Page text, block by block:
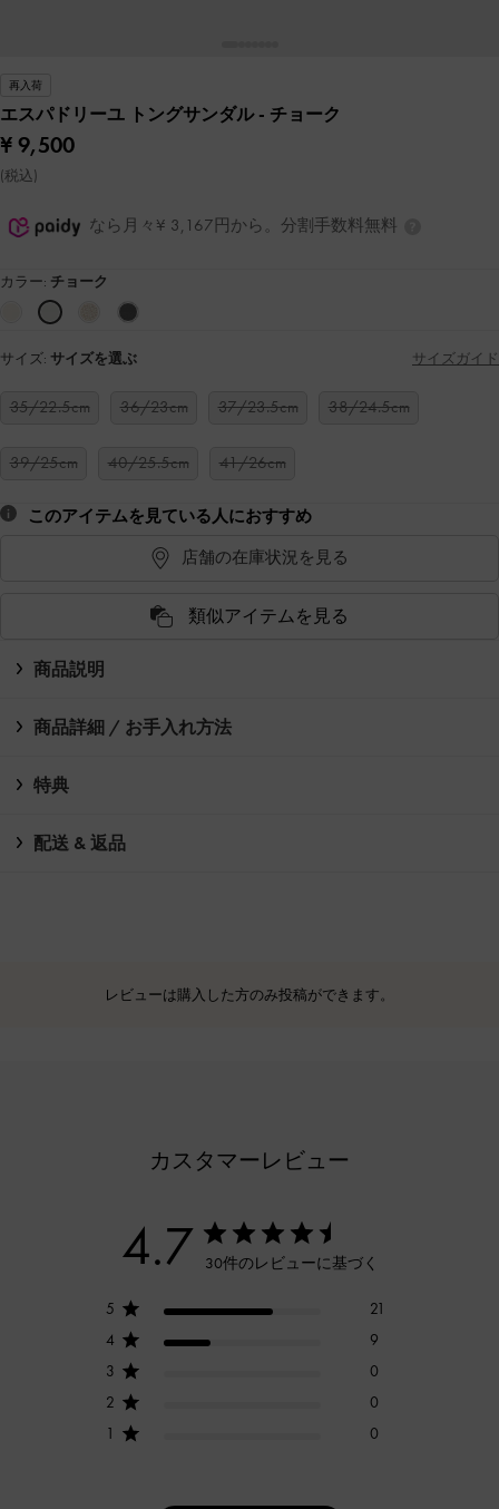
再入荷
エスパドリーユ トングサンダル- チョーク
¥ 9,500
(税込)
なら月々¥ 3,167円から。分割手数料無料
カラー: チョーク
サイズ: サイズを選ぶ サイズガイド
35/22.5cm 36/23cm 37/23.5cm 38/24.5cm
39/25cm 40/25.5cm 41/26cm
このアイテムを見ている人におすすめ
店舗の在庫状況を見る
類似アイテムを見る
商品説明
商品詳細 / お手入れ方法
特典
配送 & 返品
レビューは購入した方のみ投稿ができます。
カスタマーレビュー
4.7 30件のレビューに基づく
5
21
4
9
3
0
2
0
1
0